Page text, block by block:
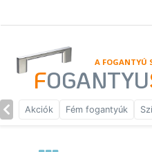
A FOGANTYÚ
FOGANTYU
Akciók Fém fogantyúk